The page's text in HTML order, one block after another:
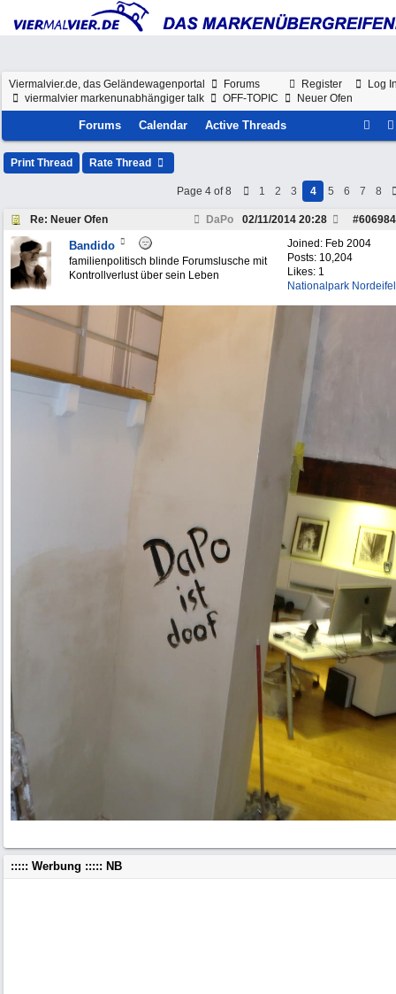
Register Log
Viermalvier.de, das Geländewagenportal
Forums
viermalvier markenunabhängiger talk
OFF-TOPIC Neuer Ofen
Forums Calendar Active Threads
Print Thread Rate Thread
Page 4 of 8 1 2 3 4 5 6 7 8
Re: Neuer Ofen DaPo #606984
02/11/2014 20:28
Joined: Feb 2004
Posts: 10,204
Likes: 1
Nationalpark Nordeifel
Bandido
familienpolitisch blinde Forumslusche mit
Kontrollverlust über sein Leben
::::: Werbung ::::: NB